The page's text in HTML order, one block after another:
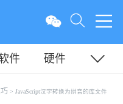
件
硬件
> JavaScript汉字转换为拼音的库文件